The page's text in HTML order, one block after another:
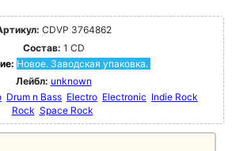
CDVP 3764862
Состав: 1 CD
Новое. Заводская упаковка.
Лейбл: unknown
Drum n Bass Electro Electronic Indie Rock
Rock Space Rock